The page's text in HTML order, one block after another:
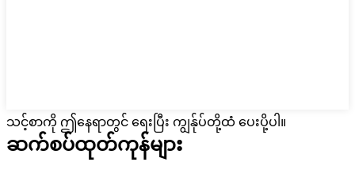
သင့်စာကို ဤနေရာတွင် ရေးပြီး ကျွန်ုပ်တို့ထံ ပေးပို့ပါ။
ဆက်စပ်ထုတ်ကုန်များ